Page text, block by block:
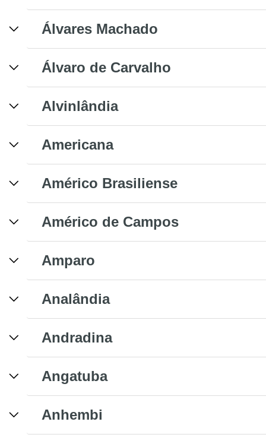
Álvares Machado
Álvaro de Carvalho
Alvinlândia
Americana
Américo Brasiliense
Américo de Campos
Amparo
Analândia
Andradina
Angatuba
Anhembi